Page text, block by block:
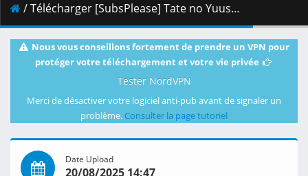
/ Télécharger [SubsPlease] Tate no Yuusha no Nariagari S4 - 07 (1080p) [EC805CFE].mkv.001 ( 459.95 MB )
Nous vous conseillons fortement de prendre un VPN pour
protéger votre téléchargement et votre vie privée
Tester NordVPN
Merci de désactiver votre logiciel anti-pub avant de signaler un
problème. Consulter la page tutoriel
Date Upload
20/08/2025 14:47